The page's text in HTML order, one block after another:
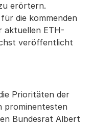
erörtern.
die kommenden
aktuellen ETH-
veröffentlicht
Prioritäten der
prominentesten
Bundesrat Albert